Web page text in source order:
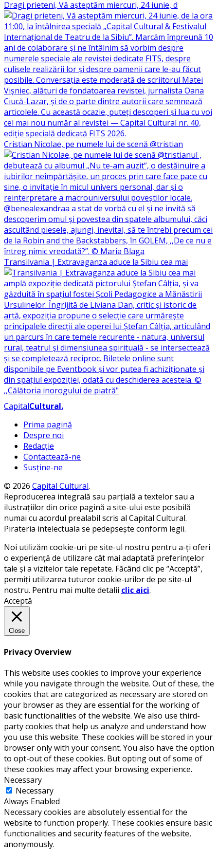
Dragi prieteni, Vă așteptăm miercuri, 24 iunie, d
Cristian Nicolae, pe numele lui de scenă @tristian
Transilvania | Extravaganza aduce la Sibiu cea mai
CapitalCultural.
Prima pagină
Despre noi
Redacție
Contactează-ne
Susține-ne
© 2026 Capital Cultural.
Reproducerea integrală sau parțială a textelor sau a
ilustrațiilor din orice pagină a site-ului este posibilă
numai cu acordul prealabil scris al Capital Cultural.
Pirateria intelectuala se pedepsește conform legii.
Noi utilizăm cookie-uri pe site-ul nostru pentru a-ți oferi
o experiență de utilizare cât mai adaptată preferințelor
tale și a vizitelor tale repetate. Făcând clic pe “Acceptă”,
permiți utilizarea tuturor cookie-urilor de pe site-ul
nostru. Pentru mai multe detalii clic aici.
Acceptă
Close
Privacy Overview
This website uses cookies to improve your experience
while you navigate through the website. Out of these, the
cookies that are categorized as necessary are stored on
your browser as they are essential for the working of
basic functionalities of the website. We also use third-
party cookies that help us analyze and understand how
you use this website. These cookies will be stored in your
browser only with your consent. You also have the option
to opt-out of these cookies. But opting out of some of
these cookies may affect your browsing experience.
Necessary
Necessary
Always Enabled
Necessary cookies are absolutely essential for the
website to function properly. These cookies ensure basic
functionalities and security features of the website,
anonymously.